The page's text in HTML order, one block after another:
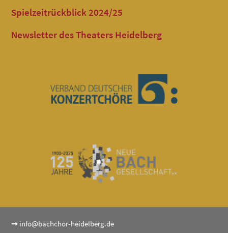
Spielzeitrückblick 2024/25
Newsletter des Theaters Heidelberg
➞ info@bachchor-heidelberg.de